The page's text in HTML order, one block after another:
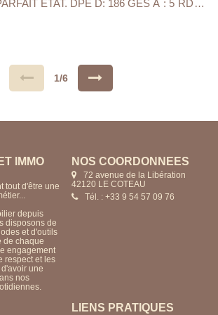
D: 186 GES A : 5 RDC :
PEINTRE AVEC LA POSSIBILITE DE
AU DESSUS . DOUBLE
ELECTRIQUE, POELE A
1/6
IMMO
tout d'être une
depuis
disposons de
et d'outils
de chaque
engagement
respect et les
une
nos
NOS COORDONNÉES
72 avenue de la Libération
42120 LE COTEAU
Tél. : +33 9 54 57 09 76
LIENS PRATIQUES